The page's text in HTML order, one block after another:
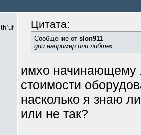
Цитата:
Сообщение от slon911
gnu например или либтех
имхо начинающему
стоимости
насколько я знаю
или не так?